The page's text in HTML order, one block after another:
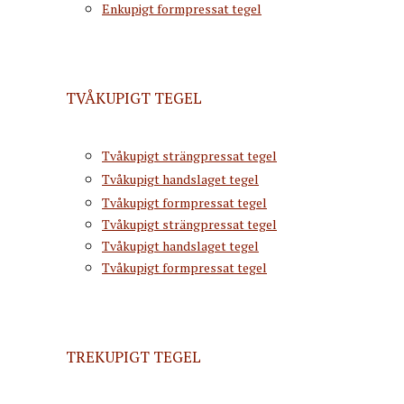
Enkupigt formpressat tegel
TVÅKUPIGT TEGEL
Tvåkupigt strängpressat tegel
Tvåkupigt handslaget tegel
Tvåkupigt formpressat tegel
Tvåkupigt strängpressat tegel
Tvåkupigt handslaget tegel
Tvåkupigt formpressat tegel
TREKUPIGT TEGEL